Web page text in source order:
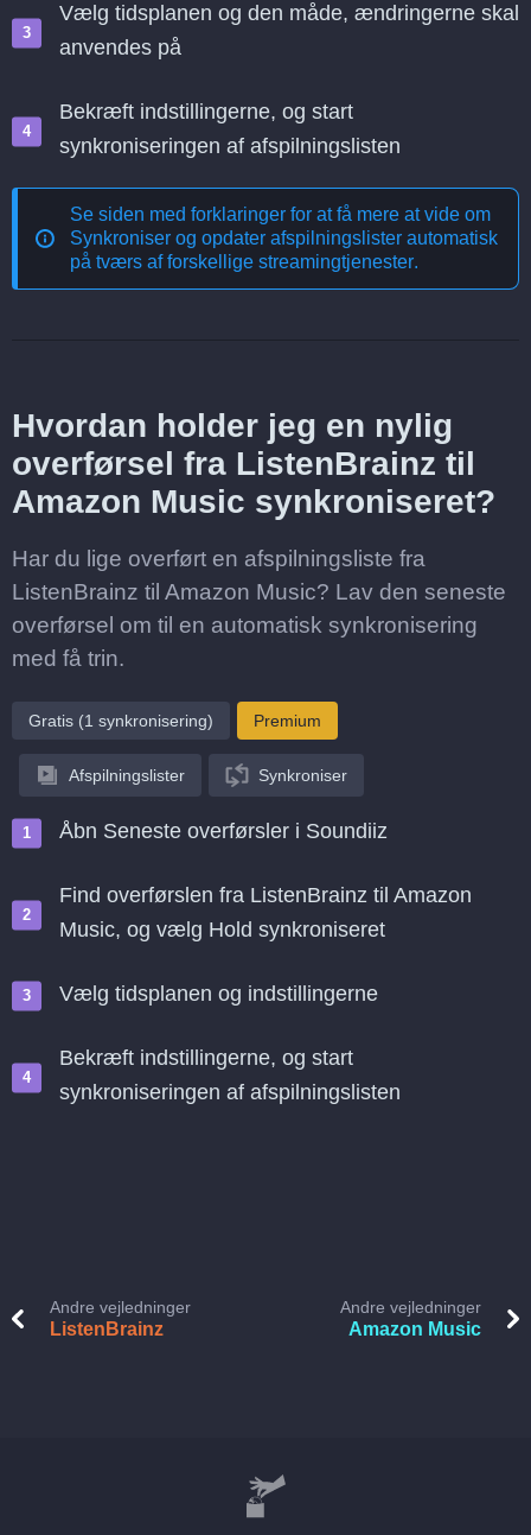
Vælg tidsplanen og den måde, ændringerne skal
anvendes på
Bekræft indstillingerne, og start
synkroniseringen af afspilningslisten
Se siden med forklaringer for at få mere at vide om
Synkroniser og opdater afspilningslister automatisk
på tværs af forskellige streamingtjenester.
Hvordan holder jeg en nylig
overførsel fra ListenBrainz til
Amazon Music synkroniseret?
Har du lige overført en afspilningsliste fra
ListenBrainz til Amazon Music? Lav den seneste
overførsel om til en automatisk synkronisering
med få trin.
Gratis (1 synkronisering) Premium
Afspilningslister Synkroniser
Åbn Seneste overførsler i Soundiiz
Find overførslen fra ListenBrainz til Amazon
Music, og vælg Hold synkroniseret
Vælg tidsplanen og indstillingerne
Bekræft indstillingerne, og start
synkroniseringen af afspilningslisten
Andre vejledninger
ListenBrainz
Andre vejledninger
Amazon Music